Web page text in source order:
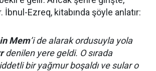
İbnul-Ezreq, kitabında şöyle anlatır:
Mem’i de alarak ordusuyla yola
denilen yere geldi. O sırada
bir yağmur boşaldı ve sular o